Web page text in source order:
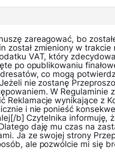
zareagować, bo
został zmieniony w
VAT, który
po opublikowaniu
co mogą
nie zostanę
W Regulaminie
Reklamacje wynikające z
i nie ponieść
b] Czytelnika informuję,
daję mu czas na
Ja ze swojej strony
ale pozwólcie mi się